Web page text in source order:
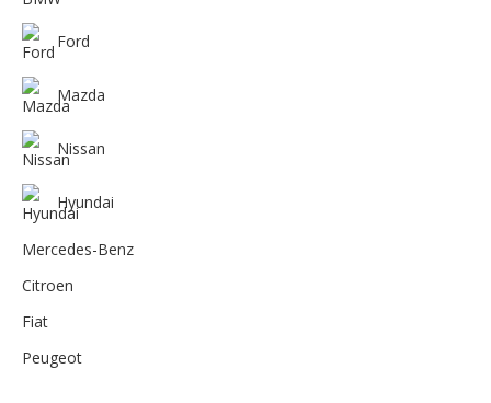
Ford
Mazda
Nissan
Hyundai
Mercedes-Benz
Citroen
Fiat
Peugeot